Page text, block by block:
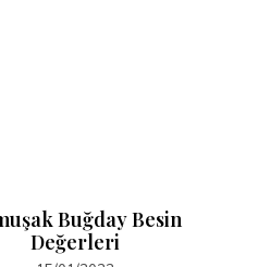
Buğday Besin
Değerleri